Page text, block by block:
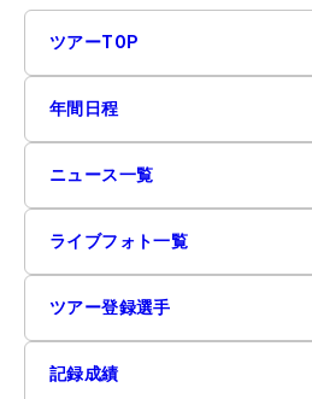
ツアーTOP
年間日程
ニュース一覧
ライブフォト一覧
ツアー登録選手
記録成績